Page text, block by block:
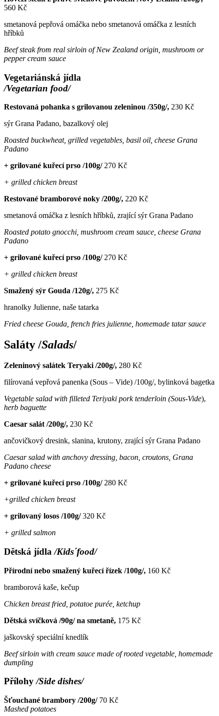
560 Kč
smetanová pepřová omáčka nebo smetanová omáčka z lesních
hříbků
Beef steak from real sirloin of New Zealand origin, mushroom or
pepper cream sauce
Vegetariánská jídla
/Vegetarian food/
Restovaná pohanka s grilovanou zeleninou /350g/, 230 Kč
sýr Grana Padano, bazalkový olej
Roasted buckwheat, grilled vegetables, basil oil, cheese Grana
Padano
+ grilované kuřecí prso /100g/270 Kč
+ grilled chicken breast
Restované bramborové noky /200g/, 220 Kč
smetanová omáčka z lesních hříbků, zrající sýr Grana Padano
Roasted potato gnocchi, mushroom cream sauce, cheese Grana
Padano
+ grilované kuřecí prso /100g/270 Kč
+ grilled chicken breast
Smažený sýr Gouda /120g/, 275 Kč
hranolky Julienne, naše tatarka
Fried cheese Gouda, french fries julienne, homemade tatar sauce
Saláty /Salads/
Zeleninový salátek Teryaki /200g/, 280 Kč
filírovaná vepřová panenka (Sous – Vide) /100g/, bylinková bagetka
Vegetable salad with filleted Teriyaki pork tenderloin (Sous-Vide),
herb baguette
Caesar salát /200g/, 230 Kč
ančovičkový dresink, slanina, krutony, zrající sýr Grana Padano
Caesar salad with anchovy dressing, bacon, croutons, Grana
Padano cheese
+ grilované kuřecí prso /100g/280 Kč
+grilled chicken breast
+ grilovaný losos /100g/320 Kč
+ grilled salmon
Dětská jídla/Kids´food/
Přírodní nebo smažený kuřecí řízek /100g/, 160 Kč
bramborová kaše, kečup
Chicken breast fried, potatoe purée, ketchup
Dětská svíčková /90g/ na smetaně, 175 Kč
jaškovský speciální knedlík
Beef sirloin with cream sauce made of rooted vegetable, homemade
dumpling
Přílohy/Side dishes/
Šťouchané brambory /200g/70 Kč
Mashed potatoes